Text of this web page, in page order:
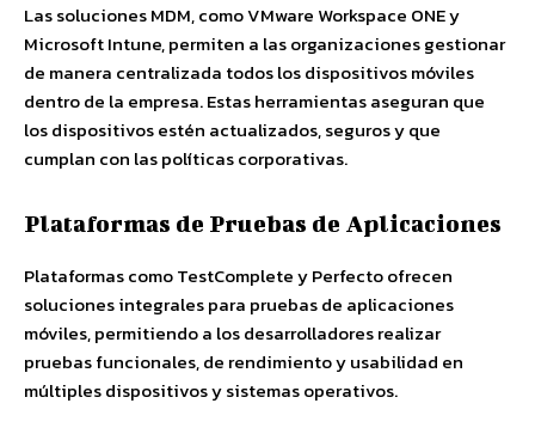
Las soluciones MDM, como VMware Workspace ONE y
Microsoft Intune, permiten a las organizaciones gestionar
de manera centralizada todos los dispositivos móviles
dentro de la empresa. Estas herramientas aseguran que
los dispositivos estén actualizados, seguros y que
cumplan con las políticas corporativas.
Plataformas de Pruebas de Aplicaciones
Plataformas como TestComplete y Perfecto ofrecen
soluciones integrales para pruebas de aplicaciones
móviles, permitiendo a los desarrolladores realizar
pruebas funcionales, de rendimiento y usabilidad en
múltiples dispositivos y sistemas operativos.